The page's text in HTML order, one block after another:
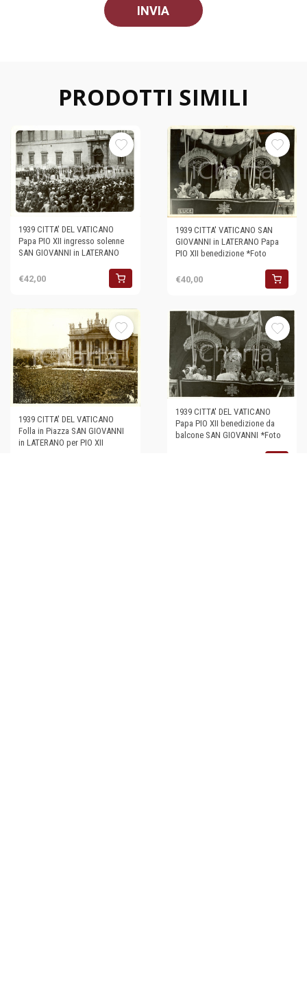
PRODOTTI SIMILI
1939 CITTA' DEL VATICANO
Papa PIO XII ingresso solenne
SAN GIOVANNI in LATERANO
€42,00
1939 CITTA' VATICANO SAN
GIOVANNI in LATERANO Papa
PIO XII benedizione *Foto
€40,00
1939 CITTA' DEL VATICANO
Folla in Piazza SAN GIOVANNI
in LATERANO per PIO XII
1939 CITTA' DEL VATICANO
Papa PIO XII benedizione da
balcone SAN GIOVANNI *Foto